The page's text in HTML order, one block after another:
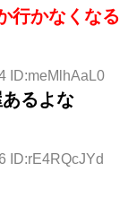
行かなくなる
ID:meMlhAaL0
るよな
ID:rE4RQcJYd